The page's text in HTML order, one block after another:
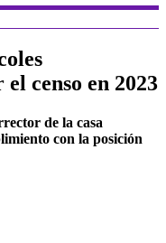
censo en 2023
de la casa
con la posición